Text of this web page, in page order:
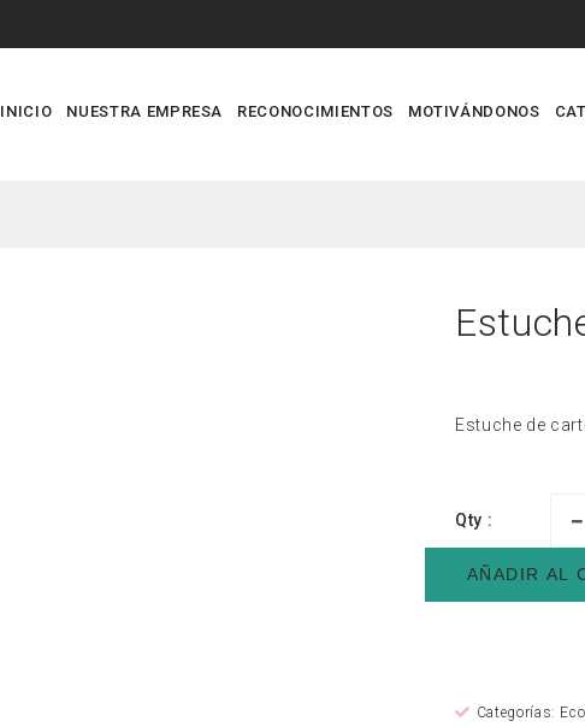
INICIO NUESTRA EMPRESA RECONOCIMIENTOS MOTIVÁNDONOS
Estuche de
Qty :
AÑADIR AL
Categorías: